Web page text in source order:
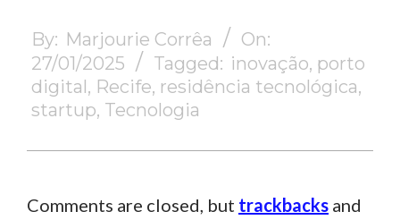
01-
27
By: Marjourie Corrêa
On:
27/01/2025
Tagged: inovação, porto
digital, Recife, residência tecnológica,
startup, Tecnologia
Comments are closed, but trackbacks and